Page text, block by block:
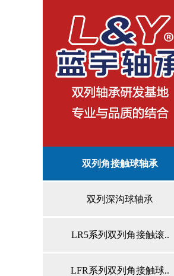
双列角接触球轴承
双列深沟球轴承
LR5系列双列角接触滚..
LFR系列双列角接触球..